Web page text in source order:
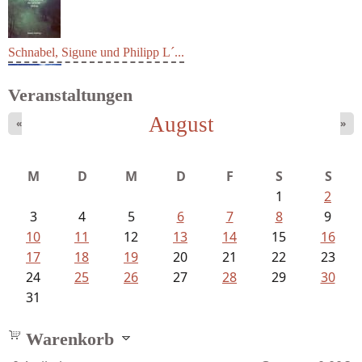
Schnabel, Sigune und Philipp L´...
Veranstaltungen
August
« »
M D M D F S
S
1
2
3
4 5 6 7 8
9
10
11 12 13 14 15
16
17
18 19 20 21 22
23
24
25 26 27 28 29
30
31
Warenkorb